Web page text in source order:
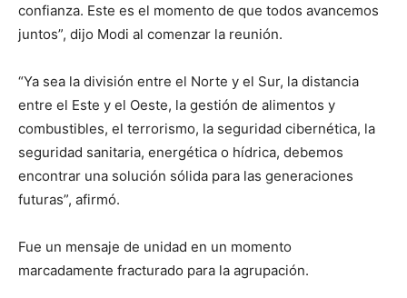
confianza. Este es el momento de que todos avancemos
juntos”, dijo Modi al comenzar la reunión.
“Ya sea la división entre el Norte y el Sur, la distancia
entre el Este y el Oeste, la gestión de alimentos y
combustibles, el terrorismo, la seguridad cibernética, la
seguridad sanitaria, energética o hídrica, debemos
encontrar una solución sólida para las generaciones
futuras”, afirmó.
Fue un mensaje de unidad en un momento
marcadamente fracturado para la agrupación.